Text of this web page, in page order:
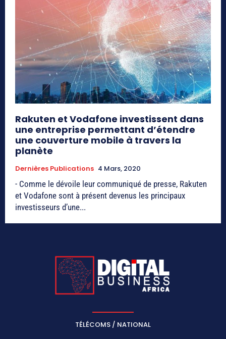
Rakuten et Vodafone investissent dans
une entreprise permettant d’étendre
une couverture mobile à travers la
planète
Dernières Publications 4 Mars, 2020
- Comme le dévoile leur communiqué de presse, Rakuten
et Vodafone sont à présent devenus les principaux
investisseurs d’une...
TÉLÉCOMS / NATIONAL